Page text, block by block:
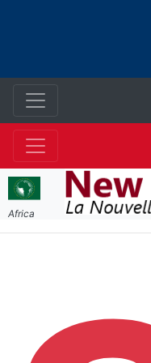
Africa